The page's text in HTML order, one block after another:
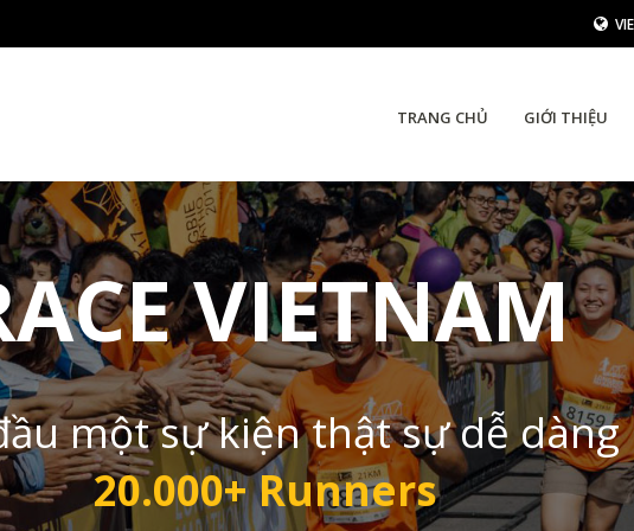
TRANG CHỦ GIỚI THIỆU
VIETNAM
một sự kiện thật sự dễ dàng
20.000+ Runners